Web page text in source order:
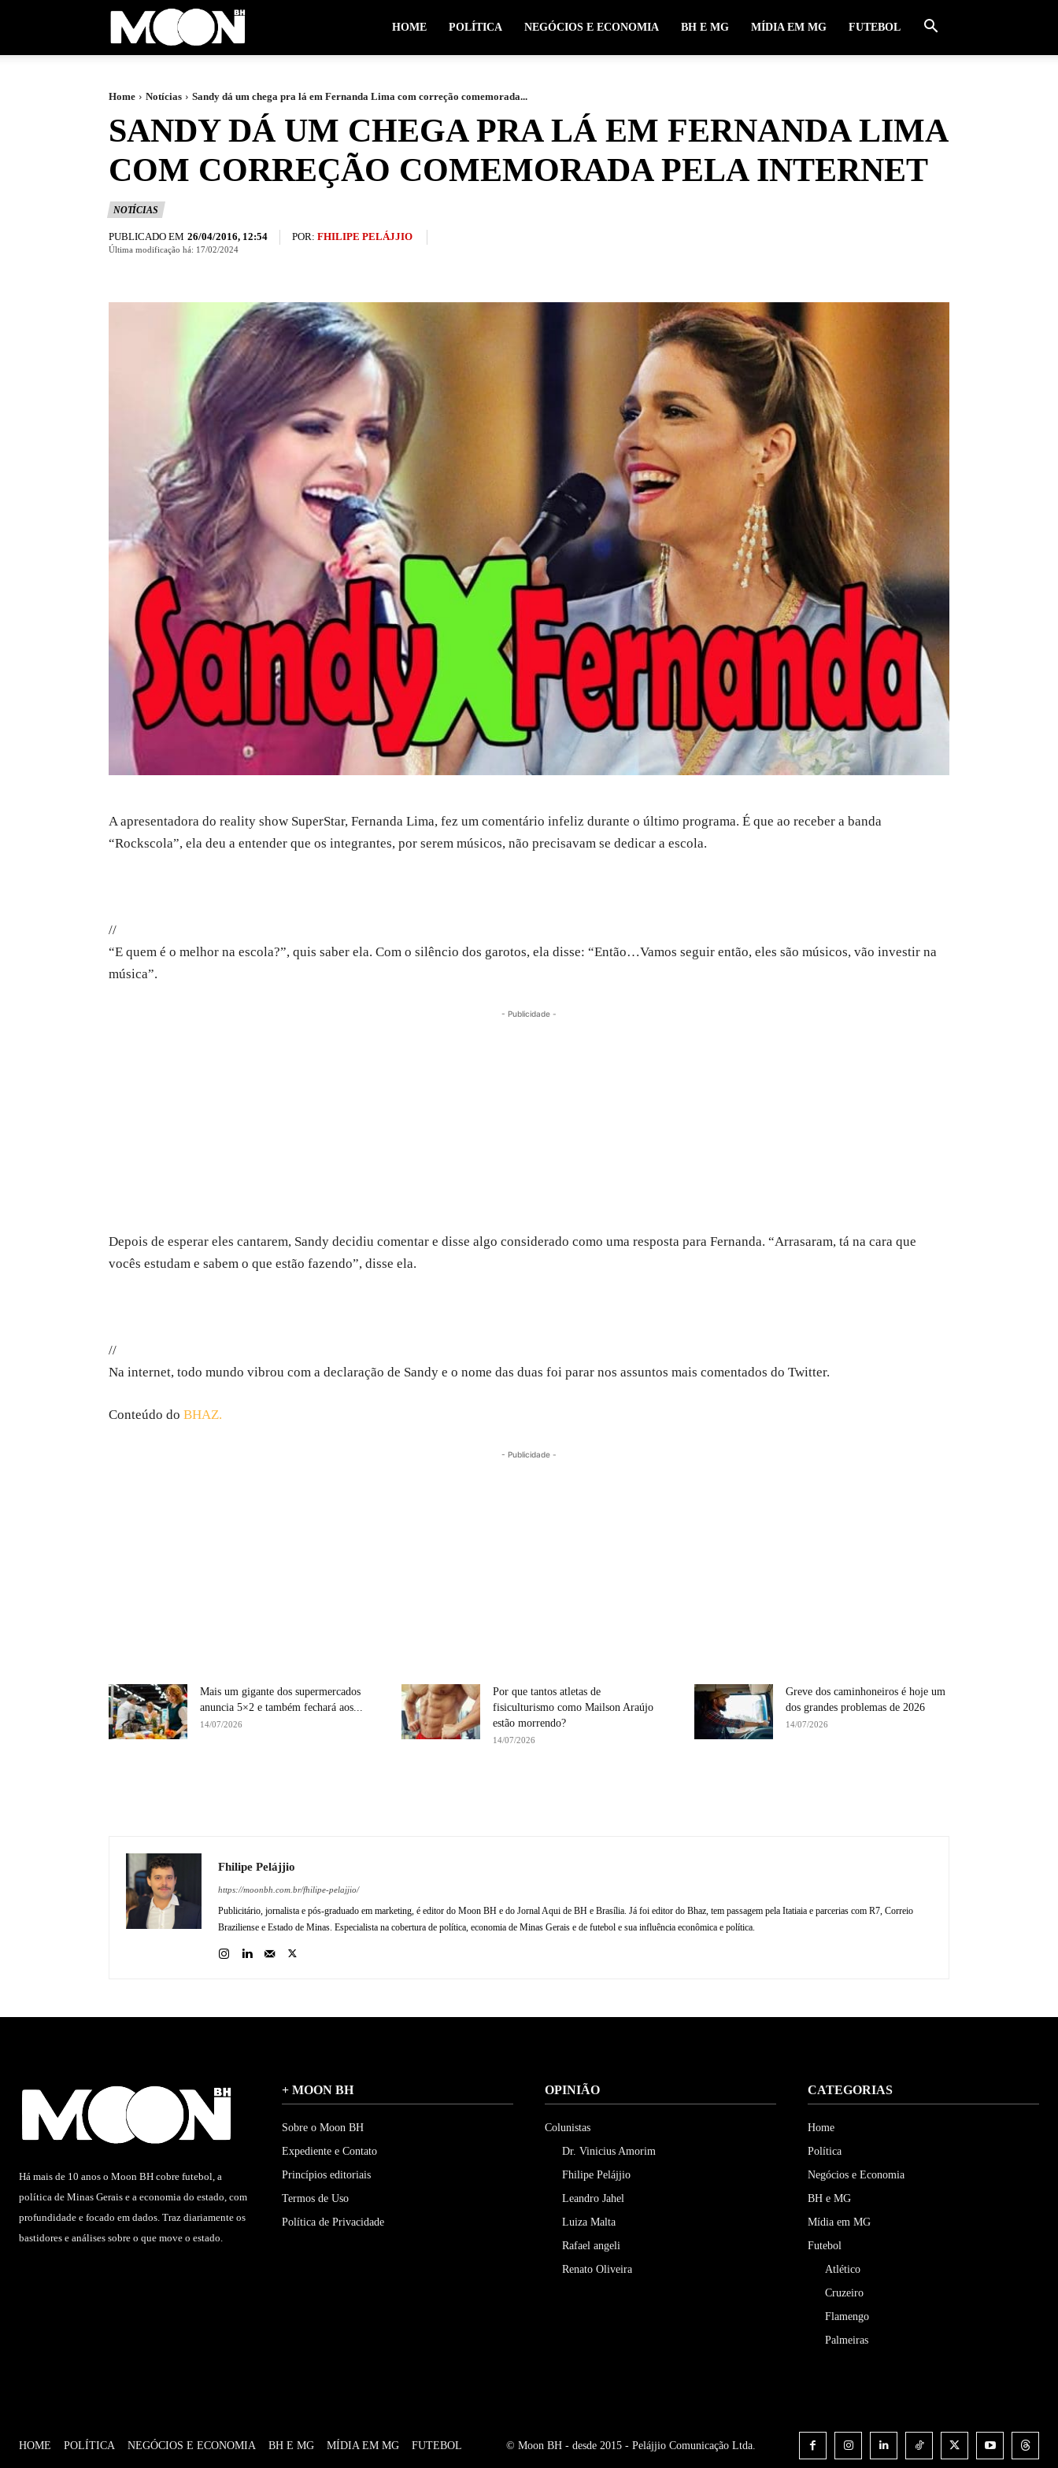
HOME POLÍTICA NEGÓCIOS E ECONOMIA BH E MG MÍDIA EM MG FUTEBOL
Home Notícias Sandy dá um chega pra lá em Fernanda Lima com correção comemorada...
SANDY DÁ UM CHEGA PRA LÁ EM FERNANDA LIMA
COM CORREÇÃO COMEMORADA PELA INTERNET
NOTÍCIAS
PUBLICADO EM 26/04/2016, 12:54 POR: FHILIPE PELÁJJIO
Última modificação há: 17/02/2024
A apresentadora do reality show SuperStar, Fernanda Lima, fez um comentário infeliz durante o último programa. É que ao receber a banda
“Rockscola”, ela deu a entender que os integrantes, por serem músicos, não precisavam se dedicar a escola.
//
“E quem é o melhor na escola?”, quis saber ela. Com o silêncio dos garotos, ela disse: “Então…Vamos seguir então, eles são músicos, vão investir na
música”.
- Publicidade -
Depois de esperar eles cantarem, Sandy decidiu comentar e disse algo considerado como uma resposta para Fernanda. “Arrasaram, tá na cara que
vocês estudam e sabem o que estão fazendo”, disse ela.
//
Na internet, todo mundo vibrou com a declaração de Sandy e o nome das duas foi parar nos assuntos mais comentados do Twitter.
Conteúdo do BHAZ.
- Publicidade -
Mais um gigante dos supermercados
anuncia 5×2 e também fechará aos...
14/07/2026
Por que tantos atletas de
fisiculturismo como Mailson Araújo
estão morrendo?
14/07/2026
Greve dos caminhoneiros é hoje um
dos grandes problemas de 2026
14/07/2026
Fhilipe Pelájjio
https://moonbh.com.br/fhilipe-pelajjio/
Publicitário, jornalista e pós-graduado em marketing, é editor do Moon BH e do Jornal Aqui de BH e Brasília. Já foi editor do Bhaz, tem passagem pela Itatiaia e parcerias com R7, Correio
Braziliense e Estado de Minas. Especialista na cobertura de política, economia de Minas Gerais e de futebol e sua influência econômica e política.
Há mais de 10 anos o Moon BH cobre futebol, a
política de Minas Gerais e a economia do estado, com
profundidade e focado em dados. Traz diariamente os
bastidores e análises sobre o que move o estado.
+ MOON BH
Sobre o Moon BH
Expediente e Contato
Princípios editoriais
Termos de Uso
Política de Privacidade
OPINIÃO
Colunistas
Dr. Vinicius Amorim
Fhilipe Pelájjio
Leandro Jahel
Luiza Malta
Rafael angeli
Renato Oliveira
CATEGORIAS
Home
Política
Negócios e Economia
BH e MG
Mídia em MG
Futebol
Atlético
Cruzeiro
Flamengo
Palmeiras
HOME POLÍTICA NEGÓCIOS E ECONOMIA BH E MG MÍDIA EM MG FUTEBOL © Moon BH - desde 2015 - Pelájjio Comunicação Ltda.